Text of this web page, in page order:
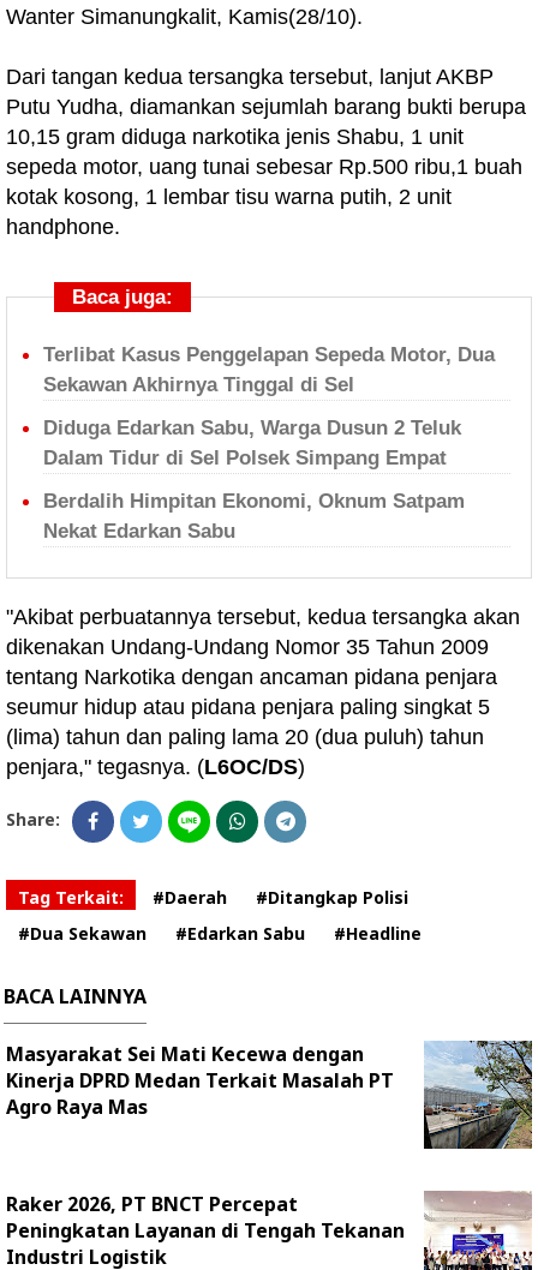
Wanter Simanungkalit, Kamis(28/10).
Dari tangan kedua tersangka tersebut, lanjut AKBP
Putu Yudha, diamankan sejumlah barang bukti berupa
10,15 gram diduga narkotika jenis Shabu, 1 unit
sepeda motor, uang tunai sebesar Rp.500 ribu,1 buah
kotak kosong, 1 lembar tisu warna putih, 2 unit
handphone.
Baca juga:
Terlibat Kasus Penggelapan Sepeda Motor, Dua
Sekawan Akhirnya Tinggal di Sel
Diduga Edarkan Sabu, Warga Dusun 2 Teluk
Dalam Tidur di Sel Polsek Simpang Empat
Berdalih Himpitan Ekonomi, Oknum Satpam
Nekat Edarkan Sabu
"Akibat perbuatannya tersebut, kedua tersangka akan
dikenakan Undang-Undang Nomor 35 Tahun 2009
tentang Narkotika dengan ancaman pidana penjara
seumur hidup atau pidana penjara paling singkat 5
(lima) tahun dan paling lama 20 (dua puluh) tahun
penjara," tegasnya. (L6OC/DS)
Share:
Tag Terkait: #Daerah
#Ditangkap Polisi
#Dua Sekawan
#Edarkan Sabu #Headline
BACA LAINNYA
Masyarakat Sei Mati Kecewa dengan
Kinerja DPRD Medan Terkait Masalah PT
Agro Raya Mas
Raker 2026, PT BNCT Percepat
Peningkatan Layanan di Tengah Tekanan
Industri Logistik